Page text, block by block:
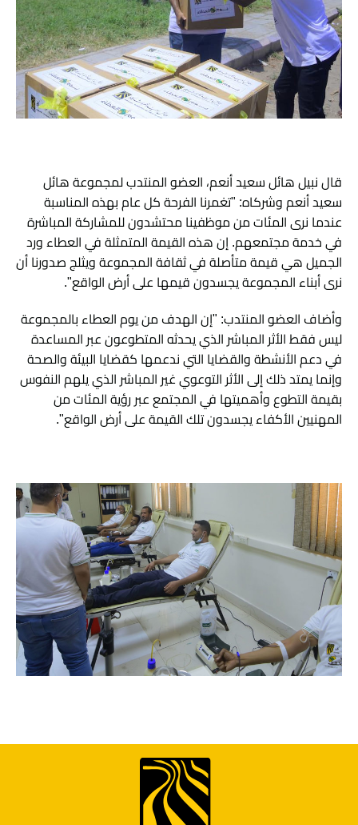
قال نبيل هائل سعيد أنعم، العضو المنتدب لمجموعة هائل
سعيد أنعم وشركاه: "تغمرنا الفرحة كل عام بهذه المناسبة
عندما نرى المئات من موظفينا محتشدون للمشاركة المباشرة
في خدمة مجتمعهم. إن هذه القيمة المتمثلة في العطاء ورد
الجميل هي قيمة متأصلة في ثقافة المجموعة ويثلج صدورنا أن
نرى أبناء المجموعة يجسدون قيمها على أرض الواقع".
وأضاف العضو المنتدب: "إن الهدف من يوم العطاء بالمجموعة
ليس فقط الأثر المباشر الذي يحدثه المتطوعون عبر المساعدة
في دعم الأنشطة والقضايا التي ندعمها كقضايا البيئة والصحة
وإنما يمتد ذلك إلى الأثر التوعوي غير المباشر الذي يلهم النفوس
بقيمة التطوع وأهميتها في المجتمع عبر رؤية المئات من
المهنيين الأكفاء يجسدون تلك القيمة على أرض الواقع".